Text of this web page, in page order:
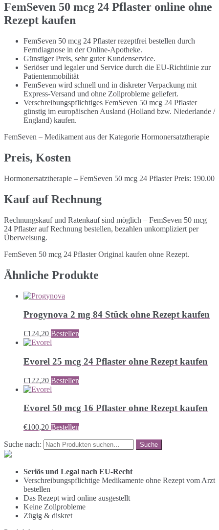
FemSeven 50 mcg 24 Pflaster online ohne
Rezept kaufen
FemSeven 50 mcg 24 Pflaster rezeptfrei bestellen durch
Ferndiagnose in der Online-Apotheke.
Günstiger Preis, sehr guter Kundenservice.
Seriöser und legaler und Service durch die EU-Richtlinie zur
Patientenmobilität
FemSeven wird schnell und in diskreter Verpackung mit
Express-Versand und ohne Zollprobleme geliefert.
Verschreibungspflichtiges FemSeven 50 mcg 24 Pflaster
günstig im europäischen Ausland (Holland bzw. Niederlande /
England) kaufen.
FemSeven – Medikament aus der Kategorie Hormonersatztherapie
Preis, Kosten
Hormonersatztherapie – FemSeven 50 mcg 24 Pflaster Preis: 190.00
Kauf auf Rechnung
Rechnungskauf und Ratenkauf sind möglich – FemSeven 50 mcg
24 Pflaster auf Rechnung bestellen, bezahlen unkompliziert per
Überweisung.
FemSeven 50 mcg 24 Pflaster Original kaufen ohne Rezept.
Ähnliche Produkte
Progynova 2 mg 84 Stück ohne Rezept kaufen
€124,20 Bestellen
Evorel 25 mcg 24 Pflaster ohne Rezept kaufen
€122,20 Bestellen
Evorel 50 mcg 16 Pflaster ohne Rezept kaufen
€100,20 Bestellen
Suche nach:
Seriös und Legal nach EU-Recht
Verschreibungspflichtige Medikamente ohne Rezept vom Arzt
bestellen
Das Rezept wird online ausgestellt
Keine Zollprobleme
Zügig & diskret